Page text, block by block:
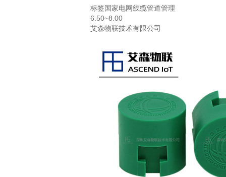
标签国家电网线缆管道管理
6.50~8.00
艾森物联技术有限公司